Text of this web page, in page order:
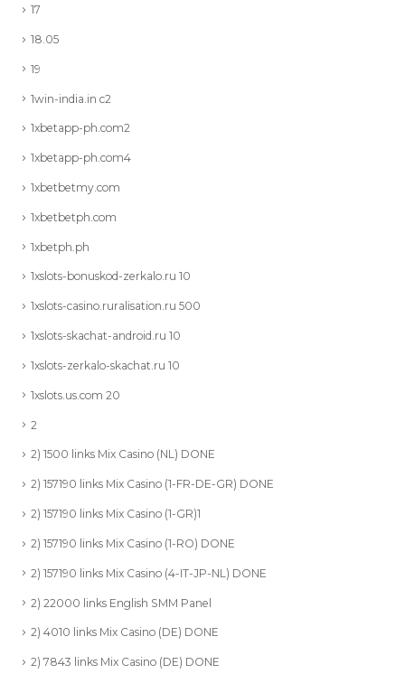
17
18.05
19
1win-india.in c2
1xbetapp-ph.com2
1xbetapp-ph.com4
1xbetbetmy.com
1xbetbetph.com
1xbetph.ph
1xslots-bonuskod-zerkalo.ru 10
1xslots-casino.ruralisation.ru 500
1xslots-skachat-android.ru 10
1xslots-zerkalo-skachat.ru 10
1xslots.us.com 20
2
2) 1500 links Mix Casino (NL) DONE
2) 157190 links Mix Casino (1-FR-DE-GR) DONE
2) 157190 links Mix Casino (1-GR)1
2) 157190 links Mix Casino (1-RO) DONE
2) 157190 links Mix Casino (4-IT-JP-NL) DONE
2) 22000 links English SMM Panel
2) 4010 links Mix Casino (DE) DONE
2) 7843 links Mix Casino (DE) DONE